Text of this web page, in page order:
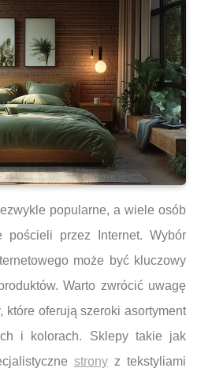
popularne, a wiele osób
przez Internet. Wybór
może być kluczowy
Warto zwrócić uwagę
które oferują szeroki asortyment
i kolorach. Sklepy takie jak
strony z tekstyliami